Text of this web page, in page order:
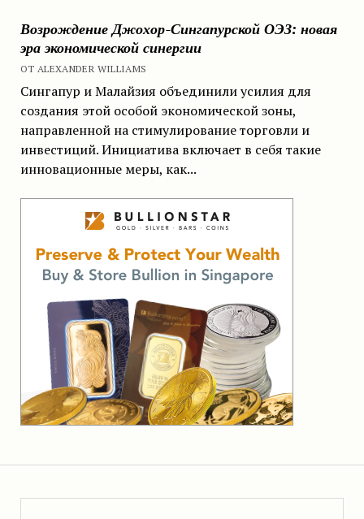
Возрождение Джохор-Сингапурской ОЭЗ: новая
эра экономической синергии
ОТ ALEXANDER WILLIAMS
Сингапур и Малайзия объединили усилия для
создания этой особой экономической зоны,
направленной на стимулирование торговли и
инвестиций. Инициатива включает в себя такие
инновационные меры, как...